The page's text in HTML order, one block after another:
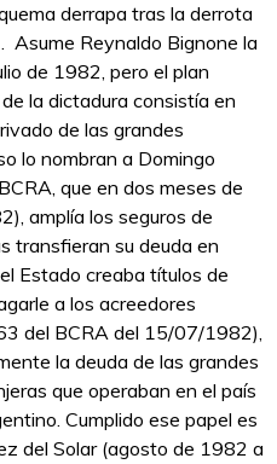
derrapa tras la derrota
Asume Reynaldo Bignone la
de 1982, pero el plan
la dictadura consistía en
de las grandes
lo nombran a Domingo
que en dos meses de
amplía los seguros de
transfieran su deuda en
Estado creaba títulos de
a los acreedores
del BCRA del 15/07/1982),
la deuda de las grandes
que operaban en el país
Cumplido ese papel es
del Solar (agosto de 1982 a